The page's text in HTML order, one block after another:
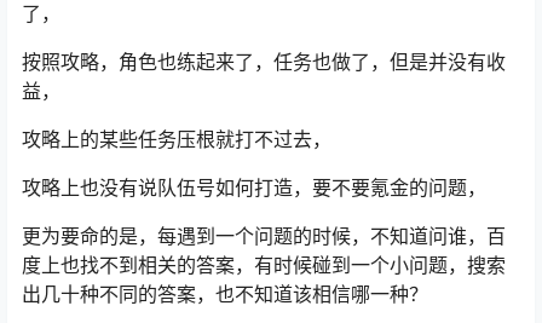
了，
按照攻略，角色也练起来了，任务也做了，但是并没有收
益，
攻略上的某些任务压根就打不过去，
攻略上也没有说队伍号如何打造，要不要氪金的问题，
更为要命的是，每遇到一个问题的时候，不知道问谁，百
度上也找不到相关的答案，有时候碰到一个小问题，搜索
出几十种不同的答案，也不知道该相信哪一种？